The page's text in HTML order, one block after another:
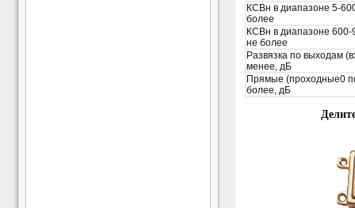
КСВн в диапазоне 5-
более
КСВн в диапазоне
не более
Развязка по выходам
менее, дБ
Прямые (проходные0
более, дБ